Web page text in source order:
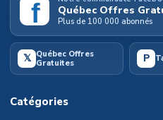
f Québec Offres
Plus de 100 000 abonnés
𝕏 Québec Offres
Gratuites
P
Catégories